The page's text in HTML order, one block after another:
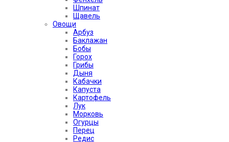
Шпинат
Щавель
Овощи
Арбуз
Баклажан
Бобы
Горох
Грибы
Дыня
Кабачки
Капуста
Картофель
Лук
Морковь
Огурцы
Перец
Редис